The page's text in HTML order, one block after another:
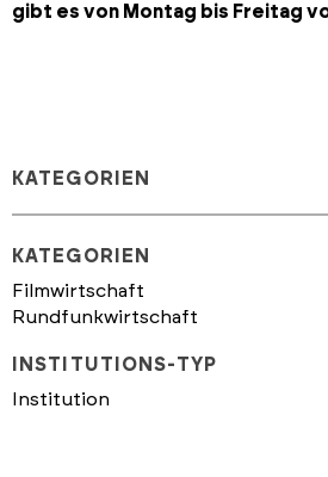
gibt es von Montag bis Freitag
KATEGORIEN
KATEGORIEN
Filmwirtschaft
Rundfunkwirtschaft
INSTITUTIONS-TYP
Institution